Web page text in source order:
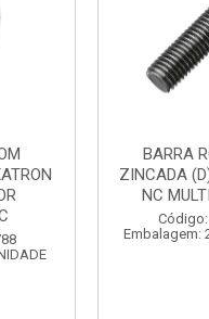
JOMARCA
Embalagem: